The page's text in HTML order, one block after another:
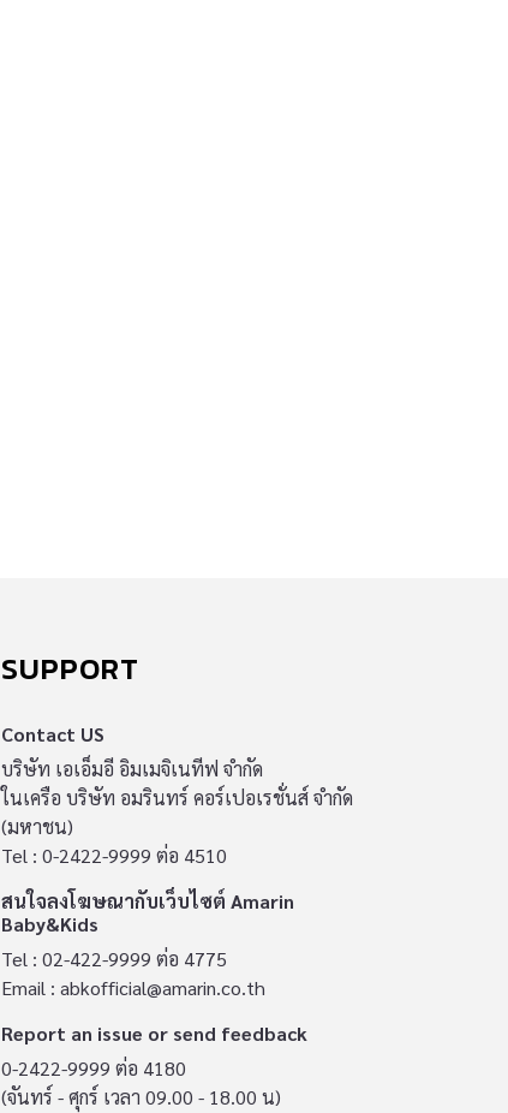
SUPPORT
Contact US
บริษัท เอเอ็มอี อิมเมจิเนทีฟ จำกัด
ในเครือ บริษัท อมรินทร์ คอร์เปอเรชั่นส์ จำกัด
(มหาชน)
Tel : 0-2422-9999 ต่อ 4510
สนใจลงโฆษณากับเว็บไซต์ Amarin
Baby&Kids
Tel : 02-422-9999 ต่อ 4775
Email : abkofficial@amarin.co.th
Report an issue or send feedback
0-2422-9999 ต่อ 4180
(จันทร์ - ศุกร์ เวลา 09.00 - 18.00 น)